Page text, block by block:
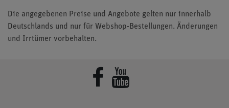
Die angegebenen Preise und Angebote gelten nur innerhalb
Deutschlands und nur für Webshop-Bestellungen. Änderungen
und Irrtümer vorbehalten.